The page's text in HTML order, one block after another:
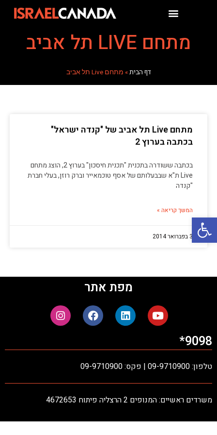
פתח סרגל נגישות
מתחם LIVE תל אביב
דף הבית» מתחם Live תל אביב
מתחם Live תל אביב של "קנדה ישראל"
בכתבה בערוץ 2
בכתבה ששודרה בתכנית "תכנית חיסכון" בערוץ 2, הוצג מתחם
Live ת"א שבבעלותם של אסף טוכמאייר וברק רוזן, בעלי חברת
"קנדה
המשך קריאה »
3 בפברואר 2014
מפת אתר
9098*
טלפון: 09-9710900 | פקס: 09-9710900
משרדים ראשיים: המנופים 2 הרצליה פיתוח 4672653